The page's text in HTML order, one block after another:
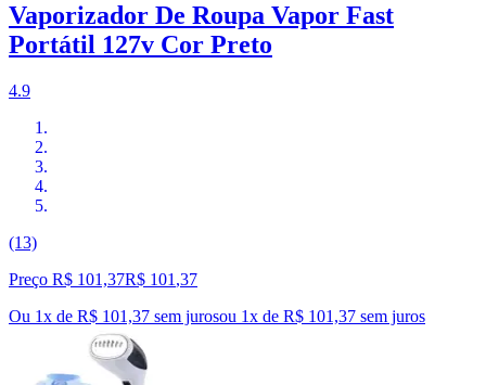
Vaporizador De Roupa Vapor Fast
Portátil 127v Cor Preto
4.9
(13)
Preço R$ 101,37R$ 101 ,37
Ou 1x de R$ 101,37 sem jurosou 1x de R$ 101,37 sem juros